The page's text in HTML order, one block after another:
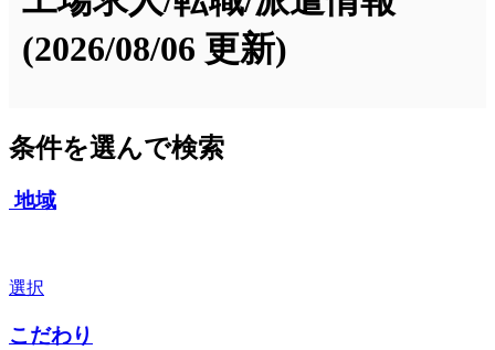
(2026/08/06 更新)
条件を選んで検索
地域
選択
こだわり